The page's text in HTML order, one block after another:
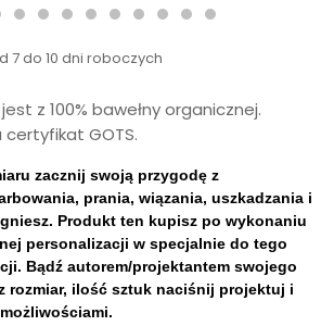
7 do 10 dni roboczych
z 100% bawełny organicznej.
GOTS.
zacznij swoją przygodę z
prania, wiązania, uszkadzania i
Produkt ten kupisz po wykonaniu
personalizacji w specjalnie do tego
Bądź autorem/projektantem swojego
rozmiar, ilość sztuk naciśnij projektuj i